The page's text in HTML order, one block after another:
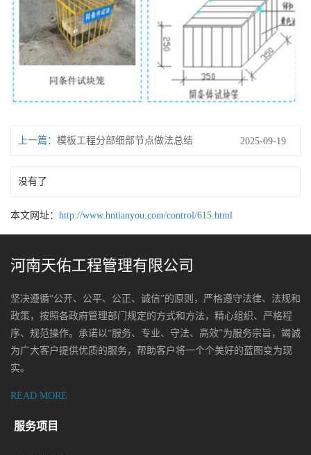
上一篇： 模板工程分部细部节点做法总结 2025-09-19
没有了
本文网址： http://www.hntianyou.com/control/615.html
河南天佑工程管理有限公司
坚决遵循“公开、公平、公正、诚信”的原则，严格遵守法律、法规和
政策，按照各政府管理部门规定的方式和方法，精心组织、严格程
序、规范操作。承诺以“服务、专业、守法、高效”为服务宗旨，竭诚
为广大客户提供优质的服务，帮助客户将一个个美好的蓝图变为现
实。
READ MORE
服务项目